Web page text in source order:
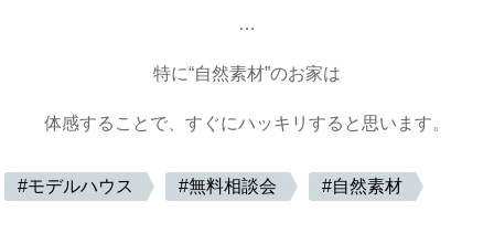
…
特に“自然素材”のお家は
体感することで、すぐにハッキリすると思います。
モデルハウス 無料相談会 自然素材